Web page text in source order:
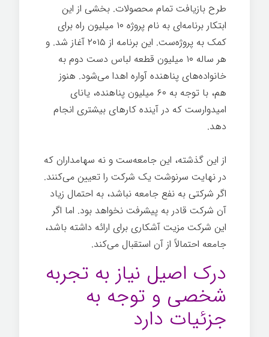
طرح بازیافت تمام محصولات. بخشی از این
ابتکار برنامه‌ای به نام پروژه ۱۰ میلیون راه برای
کمک به پروژه‌ست. این برنامه از ۲۰۱۵ آغاز شد. و
هر ساله ۱۰ میلیون قطعه لباس دست دوم به
خانواده‌های پناهنده آواره اهدا می‌شود. هنوز
هم، با توجه به ۶۰ میلیون پناهنده، یانای
امیدوارست که در آینده کارهای بیشتری انجام
دهد.
از این گذشته، این جامعه‌ست و نه سهامداران که
در نهایت سرنوشت یک شرکت را تعیین می‌کنند.
اگر شرکتی به نفع جامعه نباشد، به احتمال زیاد
آن شرکت قادر به پیشرفت نخواهد بود. اما اگر
این شرکت مزیت آشکاری برای ارائه داشته باشد،
جامعه احتمالاً از آن استقبال می‌کند.
درک اصیل نیاز به تجربه
شخصی و توجه به
جزئیات دارد